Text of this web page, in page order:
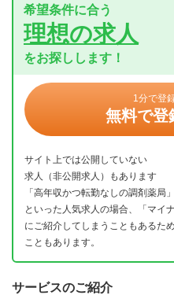
希望条件に合う
理想の求人
をお探しします！
1分で登
無料で登
サイト上では公開していない
求人（非公開求人）もあります
「高年収かつ転勤なしの調剤薬局
といった人気求人の場合、「マイ
にご紹介してしまうこともあるた
こともあります。
サービスのご紹介